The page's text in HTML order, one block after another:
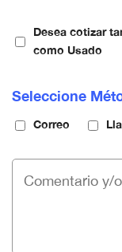
Desea cotizar
como Usado
Seleccione
Correo